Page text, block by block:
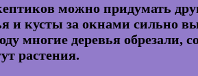
можно придумать
и кусты за окнами сильно
многие деревья обрезали,
растения.